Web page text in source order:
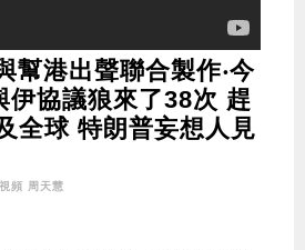
幫港出聲聯合製作‧今
伊協議狼來了38次 趕
全球 特朗普妄想人見
頻 周天慧